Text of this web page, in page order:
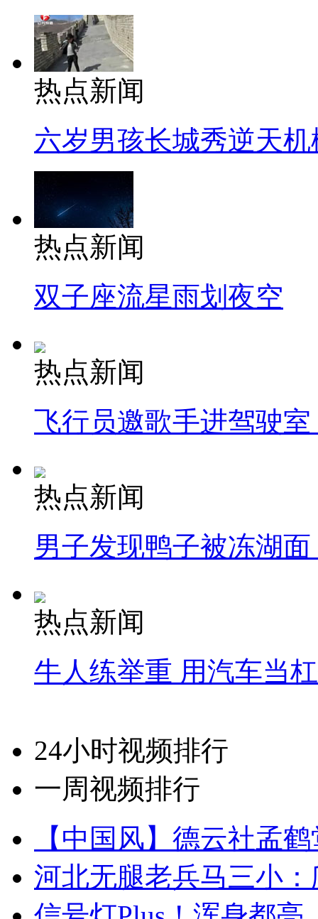
热点新闻
六岁男孩长城秀逆天机
热点新闻
双子座流星雨划夜空
热点新闻
飞行员邀歌手进驾驶
热点新闻
男子发现鸭子被冻湖
热点新闻
牛人练举重 用汽车当
24小时视频排行
一周视频排行
【中国风】德云社孟
河北无腿老兵马三小